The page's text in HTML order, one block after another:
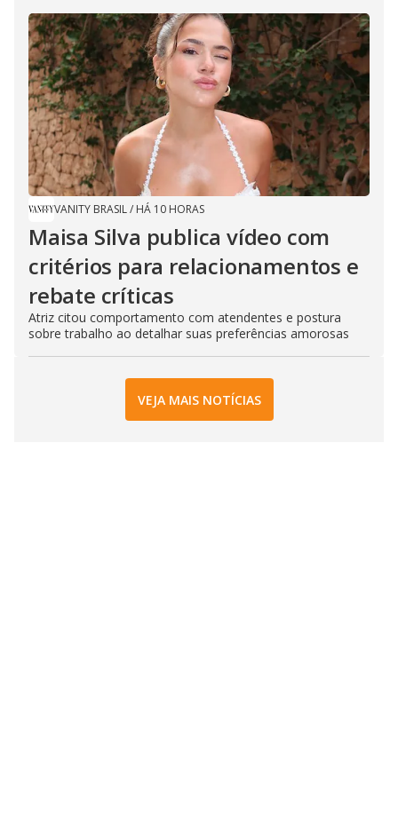
VANITY BRASIL/ HÁ 10 HORAS
Maisa Silva publica vídeo com
critérios para relacionamentos e
rebate críticas
Atriz citou comportamento com atendentes e postura
sobre trabalho ao detalhar suas preferências amorosas
VEJA MAIS NOTÍCIAS